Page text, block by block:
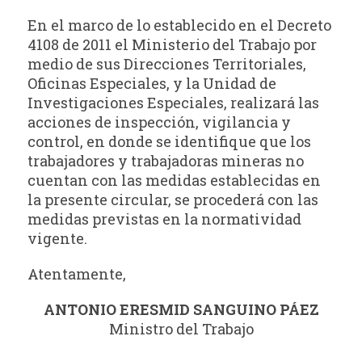
En el marco de lo establecido en el Decreto
4108 de 2011 el Ministerio del Trabajo por
medio de sus Direcciones Territoriales,
Oficinas Especiales, y la Unidad de
Investigaciones Especiales, realizará las
acciones de inspección, vigilancia y
control, en donde se identifique que los
trabajadores y trabajadoras mineras no
cuentan con las medidas establecidas en
la presente circular, se procederá con las
medidas previstas en la normatividad
vigente.
Atentamente,
ANTONIO ERESMID SANGUINO PÁEZ
Ministro del Trabajo